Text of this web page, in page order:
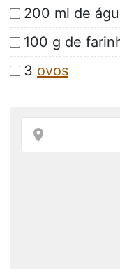
200 ml de
100 g de
3 ovos